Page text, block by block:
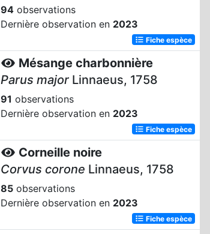
94 observations
Dernière observation en 2023
Fiche espèce
Mésange charbonnière
Parus major Linnaeus, 1758
91 observations
Dernière observation en 2023
Fiche espèce
Corneille noire
Corvus corone Linnaeus, 1758
85 observations
Dernière observation en 2023
Fiche espèce